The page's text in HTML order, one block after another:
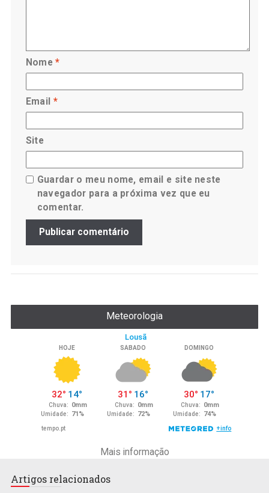
Nome*
Email *
Site
Guardar o meu nome, email e site neste
navegador para a próxima vez que eu
comentar.
Meteorologia
Mais informação
Artigos relacionados